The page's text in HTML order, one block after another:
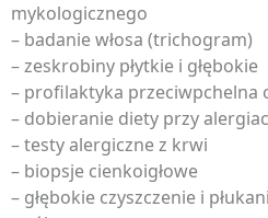
mykologicznego
– badanie włosa (trichogram)
– zeskrobiny płytkie i głębokie
– profilaktyka przeciwpchelna
– dobieranie diety przy
– testy alergiczne z krwi
– biopsje cienkoigłowe
– głębokie czyszczenie i